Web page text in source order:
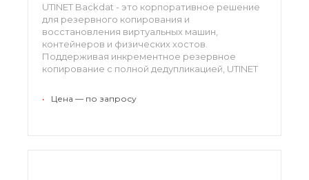
UTINET Backdat - это корпоративное решение
для резервного копирования и
восстановления виртуальных машин,
контейнеров и физических хостов.
Поддерживая инкрементное резервное
копирование с полной дедупликацией, UTINET
хранения. Благодаря надежному шифрованию
• Цена — по запросу